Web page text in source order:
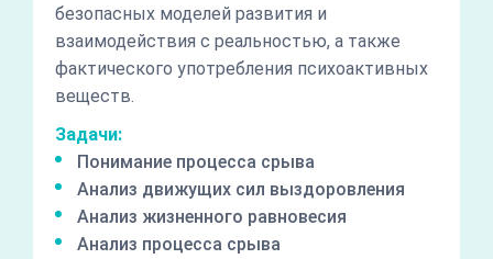
безопасных моделей развития и
взаимодействия с реальностью, а также
фактического употребления психоактивных
веществ.
Задачи:
Понимание процесса срыва
Анализ движущих сил выздоровления
Анализ жизненного равновесия
Анализ процесса срыва